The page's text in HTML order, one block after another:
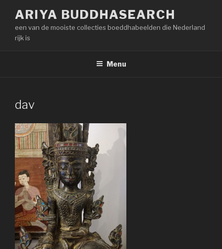
inhoud
springen
ARIYA BUDDHASEARCH
een van de mooiste collecties boeddhabeelden die Nederland
rijk is
Menu
dav